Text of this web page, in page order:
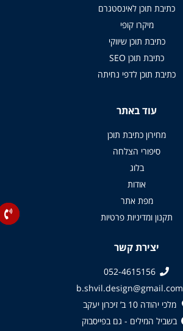
כתיבת תוכן לאינסטגרם
מיקרו קופי
כתיבת תוכן שיווקי
כתיבת תוכן SEO
כתיבת תוכן לדפי נחיתה
עוד באתר
מחירון כתיבת תוכן
סיפורי הצלחה
בלוג
אודות
מפת אתר
תקנון ומדיניות פרטיות
יצירת קשר
052-4615156
b.shvil.design@gmail.com
מלכי יהודה 10 ב’ זיכרון יעקב
בשביל המילים - גם בפייסבוק